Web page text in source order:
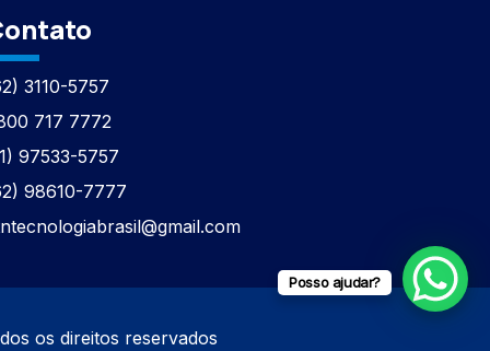
3110-5757
717 7772
97533-5757
98610-7777
os direitos reservados
Posso ajudar?